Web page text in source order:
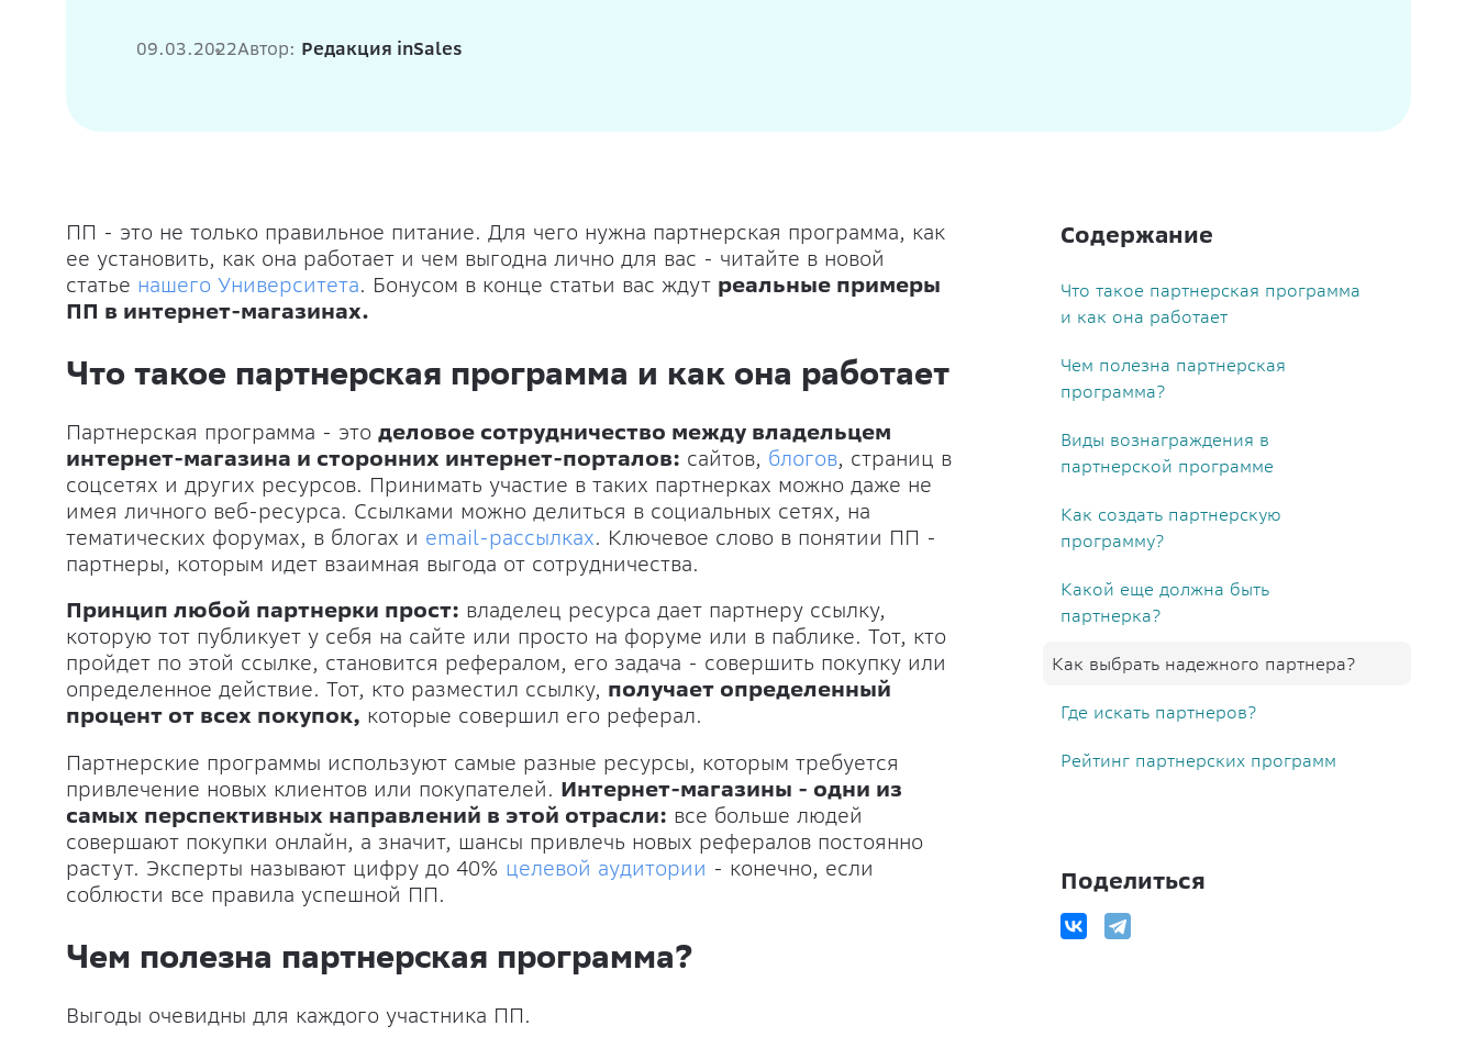
09.03.2022Автор: Редакция inSales
ПП - это не только правильное питание. Для чего нужна партнерская программа, как
ее установить, как она работает и чем выгодна лично для вас - читайте в новой
статье нашего Университета. Бонусом в конце статьи вас ждут реальные примеры
ПП в интернет-магазинах.
Что такое партнерская программа и как она работает
Партнерская программа - это деловое сотрудничество между владельцем
интернет-магазина и сторонних интернет-порталов: сайтов, блогов, страниц в
соцсетях и других ресурсов. Принимать участие в таких партнерках можно даже не
имея личного веб-ресурса. Ссылками можно делиться в социальных сетях, на
тематических форумах, в блогах и email-рассылках. Ключевое слово в понятии ПП -
партнеры, которым идет взаимная выгода от сотрудничества.
Принцип любой партнерки прост: владелец ресурса дает партнеру ссылку,
которую тот публикует у себя на сайте или просто на форуме или в паблике. Тот, кто
пройдет по этой ссылке, становится рефералом, его задача - совершить покупку или
определенное действие. Тот, кто разместил ссылку, получает определенный
процент от всех покупок, которые совершил его реферал.
Партнерские программы используют самые разные ресурсы, которым требуется
привлечение новых клиентов или покупателей. Интернет-магазины - одни из
самых перспективных направлений в этой отрасли: все больше людей
совершают покупки онлайн, а значит, шансы привлечь новых рефералов постоянно
растут. Эксперты называют цифру до 40% целевой аудитории - конечно, если
соблюсти все правила успешной ПП.
Чем полезна партнерская программа?
Выгоды очевидны для каждого участника ПП.
Содержание
Что такое партнерская программа
и как она работает
Чем полезна партнерская
программа?
Виды вознаграждения в
партнерской программе
Как создать партнерскую
программу?
Какой еще должна быть
партнерка?
Как выбрать надежного партнера?
Где искать партнеров?
Рейтинг партнерских программ
Поделиться